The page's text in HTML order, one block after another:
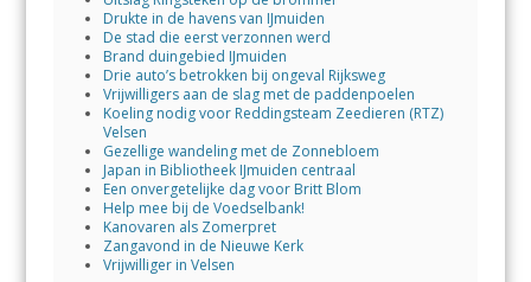
Drukte in de havens van IJmuiden
De stad die eerst verzonnen werd
Brand duingebied IJmuiden
Drie auto’s betrokken bij ongeval Rijksweg
Vrijwilligers aan de slag met de paddenpoelen
Koeling nodig voor Reddingsteam Zeedieren (RTZ)
Velsen
Gezellige wandeling met de Zonnebloem
Japan in Bibliotheek IJmuiden centraal
Een onvergetelijke dag voor Britt Blom
Help mee bij de Voedselbank!
Kanovaren als Zomerpret
Zangavond in de Nieuwe Kerk
Vrijwilliger in Velsen